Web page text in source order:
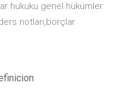
hukuku genel hükümler
notları,borçlar